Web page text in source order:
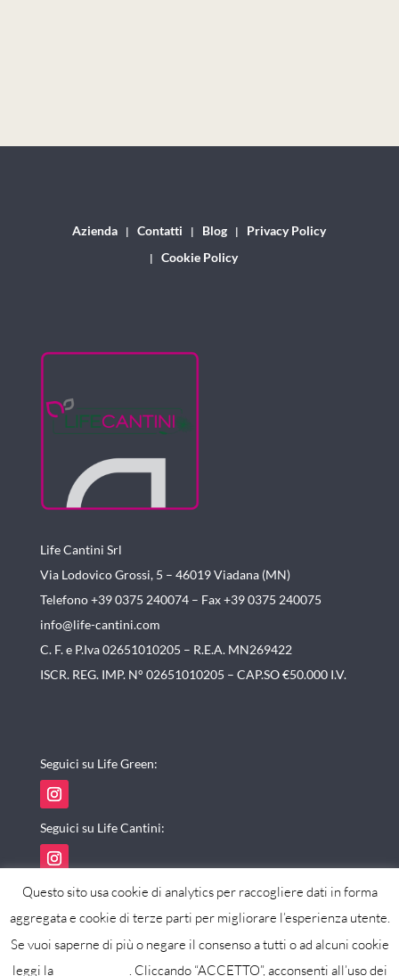
Azienda Contatti Blog
Privacy Policy
Cookie Policy
Life Cantini Srl
Via Lodovico Grossi, 5 – 46019Viadana (MN)
Telefono +39 0375 240074 – Fax +39 0375 240075
info@life-cantini.com
C. F. e P.Iva 02651010205 – R.E.A. MN269422
ISCR. REG. IMP. N° 02651010205 – CAP.SO €50.000 I.V.
Seguici su Life Green:
Seguici su Life Cantini:
powered by maxistudio
Questo sito usa cookie di analytics per raccogliere dati in forma
aggregata e cookie di terze parti per migliorare l’esperienza utente.
Se vuoi saperne di più o negare il consenso a tutti o ad alcuni cookie
leggi la
. Cliccando “ACCETTO”, acconsenti all’uso dei